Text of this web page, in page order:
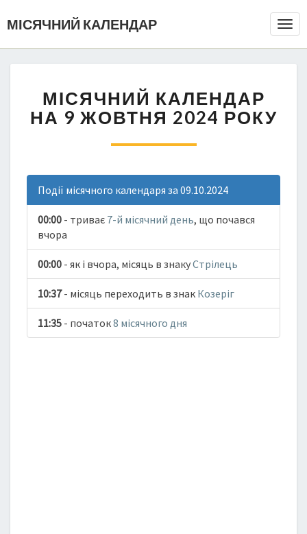
МІСЯЧНИЙ КАЛЕНДАР
МІСЯЧНИЙ КАЛЕНДАР
НА 9 ЖОВТНЯ 2024 РОКУ
Події місячного календаря за 09.10.2024
00:00 - триває 7-й місячний день, що почався
вчора
00:00 - як і вчора, місяць в знакуСтрілець
10:37- місяць переходить в знак Козеріг
11:35 - початок8 місячного дня